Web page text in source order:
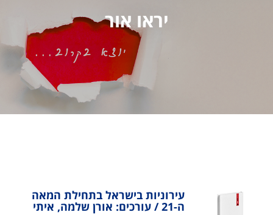
יראו אור
עירוניות בישראל בתחילת המאה
ה-21 / עורכים: אורן שלמה, איתי